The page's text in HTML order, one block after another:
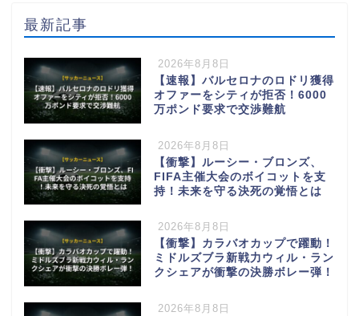
最新記事
2026年8月8日
【速報】バルセロナのロドリ獲得
オファーをシティが拒否！6000
万ポンド要求で交渉難航
2026年8月8日
【衝撃】ルーシー・ブロンズ、
FIFA主催大会のボイコットを支
持！未来を守る決死の覚悟とは
2026年8月8日
【衝撃】カラバオカップで躍動！
ミドルズブラ新戦力ウィル・ラン
クシェアが衝撃の決勝ボレー弾！
2026年8月8日